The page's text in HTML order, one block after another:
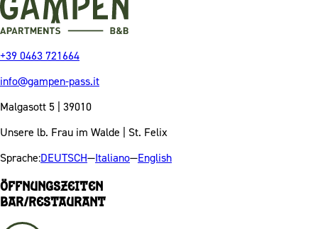
+39 0463 721664
info@gampen-pass.it
Malgasott 5 | 39010
Unsere lb. Frau im Walde | St. Felix
Sprache:DEUTSCH—Italiano—English
Öffnungszeiten
Bar/Restaurant